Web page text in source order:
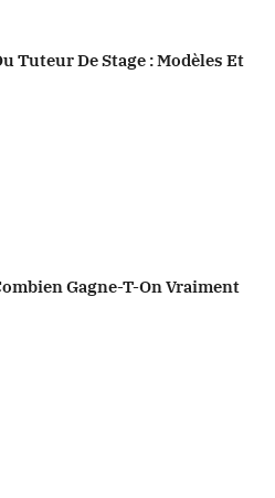
Tuteur De Stage : Modèles Et
Gagne-T-On Vraiment